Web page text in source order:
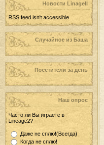
Новости LinageII
RSS feed isn't accessible
Случайное из Баша
Посетители за день
Наш опрос
Часто ли Вы играете в
Lineage2?
Даже не сплю!(Всегда)
Когда не сплю!